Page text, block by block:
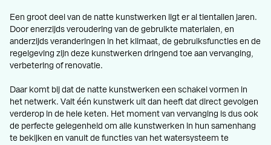
Een groot deel van de natte kunstwerken ligt er al tientallen jaren.
Door enerzijds veroudering van de gebruikte materialen, en
anderzijds veranderingen in het klimaat, de gebruiksfuncties en de
regelgeving zijn deze kunstwerken dringend toe aan vervanging,
verbetering of renovatie.
Daar komt bij dat de natte kunstwerken een schakel vormen in
het netwerk. Valt één kunstwerk uit dan heeft dat direct gevolgen
verderop in de hele keten. Het moment van vervanging is dus ook
de perfecte gelegenheid om alle kunstwerken in hun samenhang
te bekijken en vanuit de functies van het watersysteem te